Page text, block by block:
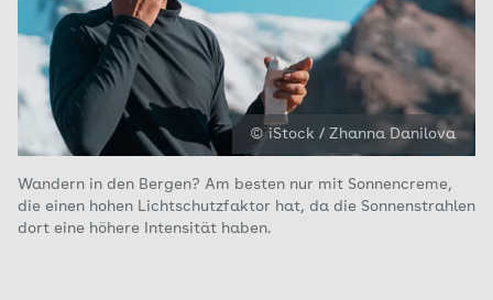
© iStock / Zhanna Danilova
Wandern in den Bergen? Am besten nur mit Sonnencreme,
die einen hohen Lichtschutzfaktor hat, da die Sonnenstrahlen
dort eine höhere Intensität haben.